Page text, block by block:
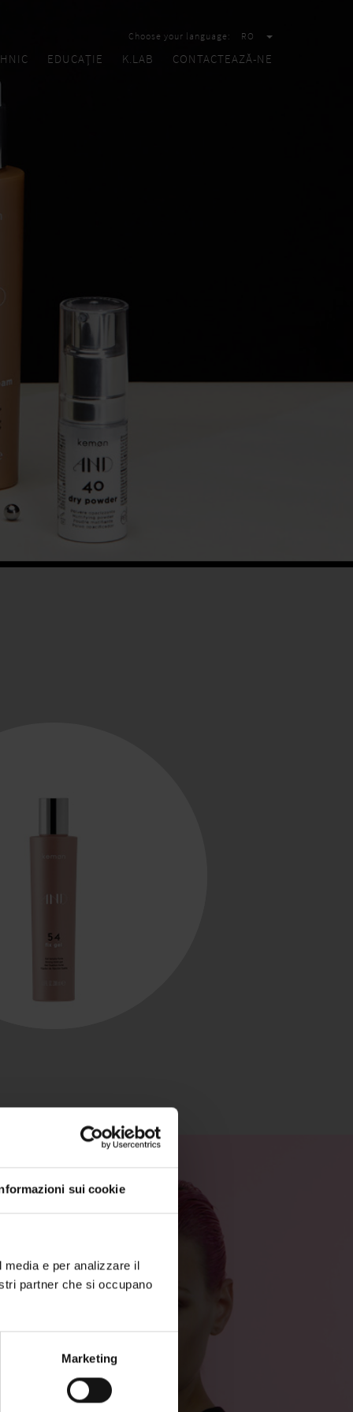
sui cookie
e per analizzare il
partner che si occupano
Marketing
Choose your language: RO
EDUCAȚIE K.LAB CONTACTEAZĂ-NE